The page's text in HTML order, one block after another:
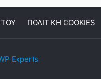
ΠΟΛΙΤΙΚΗ COOKIES
Experts